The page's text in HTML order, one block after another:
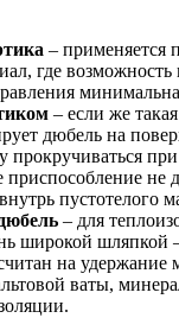
– применяется
где
– если же
дюбель на
прокручиваться
не
пустотелого
– для
широкой шляпкой
на удержание
ваты,